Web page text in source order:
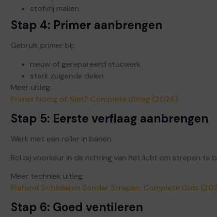
stofvrij maken
Stap 4: Primer aanbrengen
Gebruik primer bij:
nieuw of gerepareerd stucwerk
sterk zuigende delen
Meer uitleg:
Primer Nodig of Niet? Complete Uitleg (2026)
Stap 5: Eerste verflaag aanbrengen
Werk met een roller in banen.
Rol bij voorkeur in de richting van het licht om strepen te
Meer techniek uitleg:
Plafond Schilderen Zonder Strepen: Complete Gids
Stap 6: Goed ventileren